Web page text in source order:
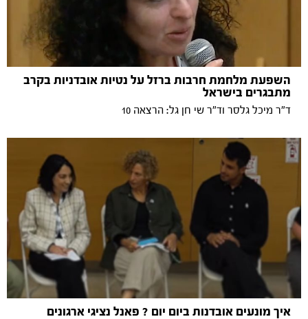
השפעת מלחמת חרבות ברזל על נטיות אובדניות בקרב
מתבגרים בישראל
ד"ר מיכל גלסר וד"ר שי חן גל: הרצאה 10
איך מונעים אובדנות ביום יום ? פאנל נציגי ארגונים